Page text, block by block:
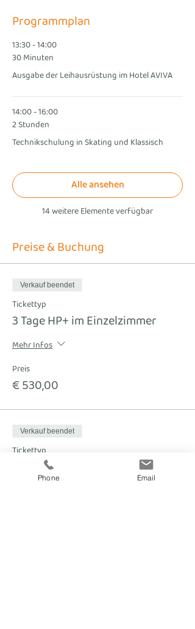
Programmplan
13:30 - 14:00
30 Minuten
Ausgabe der Leihausrüstung im Hotel AVIVA
14:00 - 16:00
2 Stunden
Technikschulung in Skating und Klassisch
14 weitere Elemente verfügbar
Alle ansehen
Preise & Buchung
Verkauf beendet
Tickettyp
3 Tage HP+ im Einzelzimmer
Mehr Infos
Preis
€ 530,00
Verkauf beendet
Tickettyp
3 Tage HP+ im Freundezimmer
Phone Email